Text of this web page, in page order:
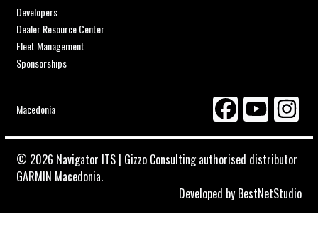
Developers
Dealer Resource Center
Fleet Management
Sponsorships
Macedonia
© 2026 Navigator ITS | Gizzo Consulting authorised distributor
GARMIN Macedonia.
Developed by BestNetStudio